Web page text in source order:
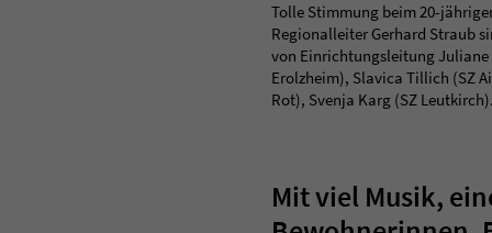
Tolle Stimmung beim 20-
Regionalleiter Gerhard Straub
von Einrichtungsleitung Juliane
Erolzheim), Slavica Tillich (SZ
Rot), Svenja Karg (SZ
Mit viel Musik,